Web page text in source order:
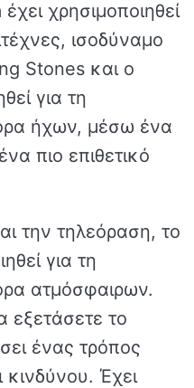
χρησιμοποιηθεί
ισοδύναμο
Stones και ο
για τη
ήχων, μέσω ένα
πιο επιθετικό
την τηλεόραση, το
για τη
ατμόσφαιρων.
εξετάσετε το
ένας τρόπος
κινδύνου. Έχει